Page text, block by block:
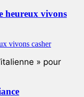
heureux vivons
» pour